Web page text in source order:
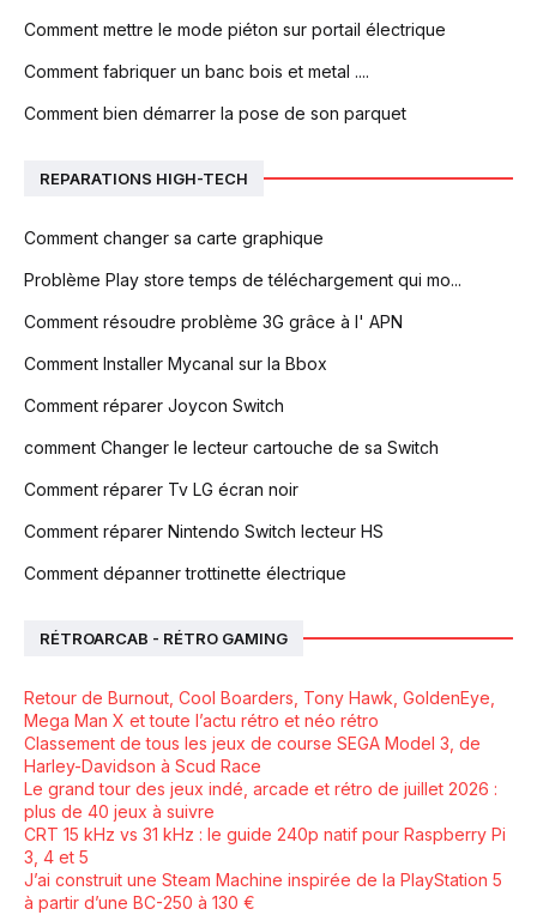
Comment mettre le mode piéton sur portail électrique
Comment fabriquer un banc bois et metal ....
Comment bien démarrer la pose de son parquet
REPARATIONS HIGH-TECH
Comment changer sa carte graphique
Problème Play store temps de téléchargement qui mo...
Comment résoudre problème 3G grâce à l' APN
Comment Installer Mycanal sur la Bbox
Comment réparer Joycon Switch
comment Changer le lecteur cartouche de sa Switch
Comment réparer Tv LG écran noir
Comment réparer Nintendo Switch lecteur HS
Comment dépanner trottinette électrique
RÉTROARCAB - RÉTRO GAMING
Retour de Burnout, Cool Boarders, Tony Hawk, GoldenEye,
Mega Man X et toute l’actu rétro et néo rétro
Classement de tous les jeux de course SEGA Model 3, de
Harley-Davidson à Scud Race
Le grand tour des jeux indé, arcade et rétro de juillet 2026 :
plus de 40 jeux à suivre
CRT 15 kHz vs 31 kHz : le guide 240p natif pour Raspberry Pi
3, 4 et 5
J’ai construit une Steam Machine inspirée de la PlayStation 5
à partir d’une BC-250 à 130 €